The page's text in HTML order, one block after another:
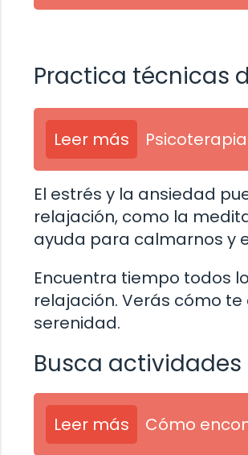
Practica técnicas
Leer más
El estrés y la ansiedad
relajación, como la
ayuda para calmarnos y
Encuentra tiempo todos
relajación. Verás cómo
serenidad.
Busca
Leer más Cómo